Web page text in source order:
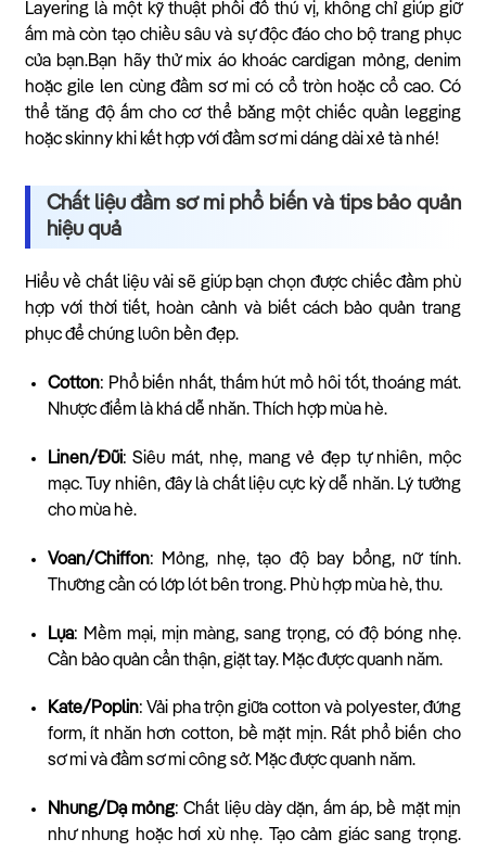
Layering là một kỹ thuật phối đồ thú vị, không chỉ giúp giữ
ấm mà còn tạo chiều sâu và sự độc đáo cho bộ trang phục
của bạn.Bạn hãy thử mix áo khoác cardigan mỏng, denim
hoặc gile len cùng đầm sơ mi có cổ tròn hoặc cổ cao. Có
thể tăng độ ấm cho cơ thể bằng một chiếc quần legging
hoặc skinny khi kết hợp với đầm sơ mi dáng dài xẻ tà nhé!
Chất liệu đầm sơ mi phổ biến và tips bảo quản
hiệu quả
Hiểu về chất liệu vải sẽ giúp bạn chọn được chiếc đầm phù
hợp với thời tiết, hoàn cảnh và biết cách bảo quản trang
phục để chúng luôn bền đẹp.
Cotton: Phổ biến nhất, thấm hút mồ hôi tốt, thoáng mát.
Nhược điểm là khá dễ nhăn. Thích hợp mùa hè.
Linen/Đũi: Siêu mát, nhẹ, mang vẻ đẹp tự nhiên, mộc
mạc. Tuy nhiên, đây là chất liệu cực kỳ dễ nhăn. Lý tưởng
cho mùa hè.
Voan/Chiffon: Mỏng, nhẹ, tạo độ bay bổng, nữ tính.
Thường cần có lớp lót bên trong. Phù hợp mùa hè, thu.
Lụa: Mềm mại, mịn màng, sang trọng, có độ bóng nhẹ.
Cần bảo quản cẩn thận, giặt tay. Mặc được quanh năm.
Kate/Poplin: Vải pha trộn giữa cotton và polyester, đứng
form, ít nhăn hơn cotton, bề mặt mịn. Rất phổ biến cho
sơ mi và đầm sơ mi công sở. Mặc được quanh năm.
Nhung/Dạ mỏng: Chất liệu dày dặn, ấm áp, bề mặt mịn
như nhung hoặc hơi xù nhẹ. Tạo cảm giác sang trọng.